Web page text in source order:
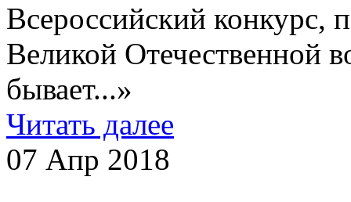
Всероссийский конкурс,
Великой Отечественной
бывает...»
Читать далее
07 Апр 2018